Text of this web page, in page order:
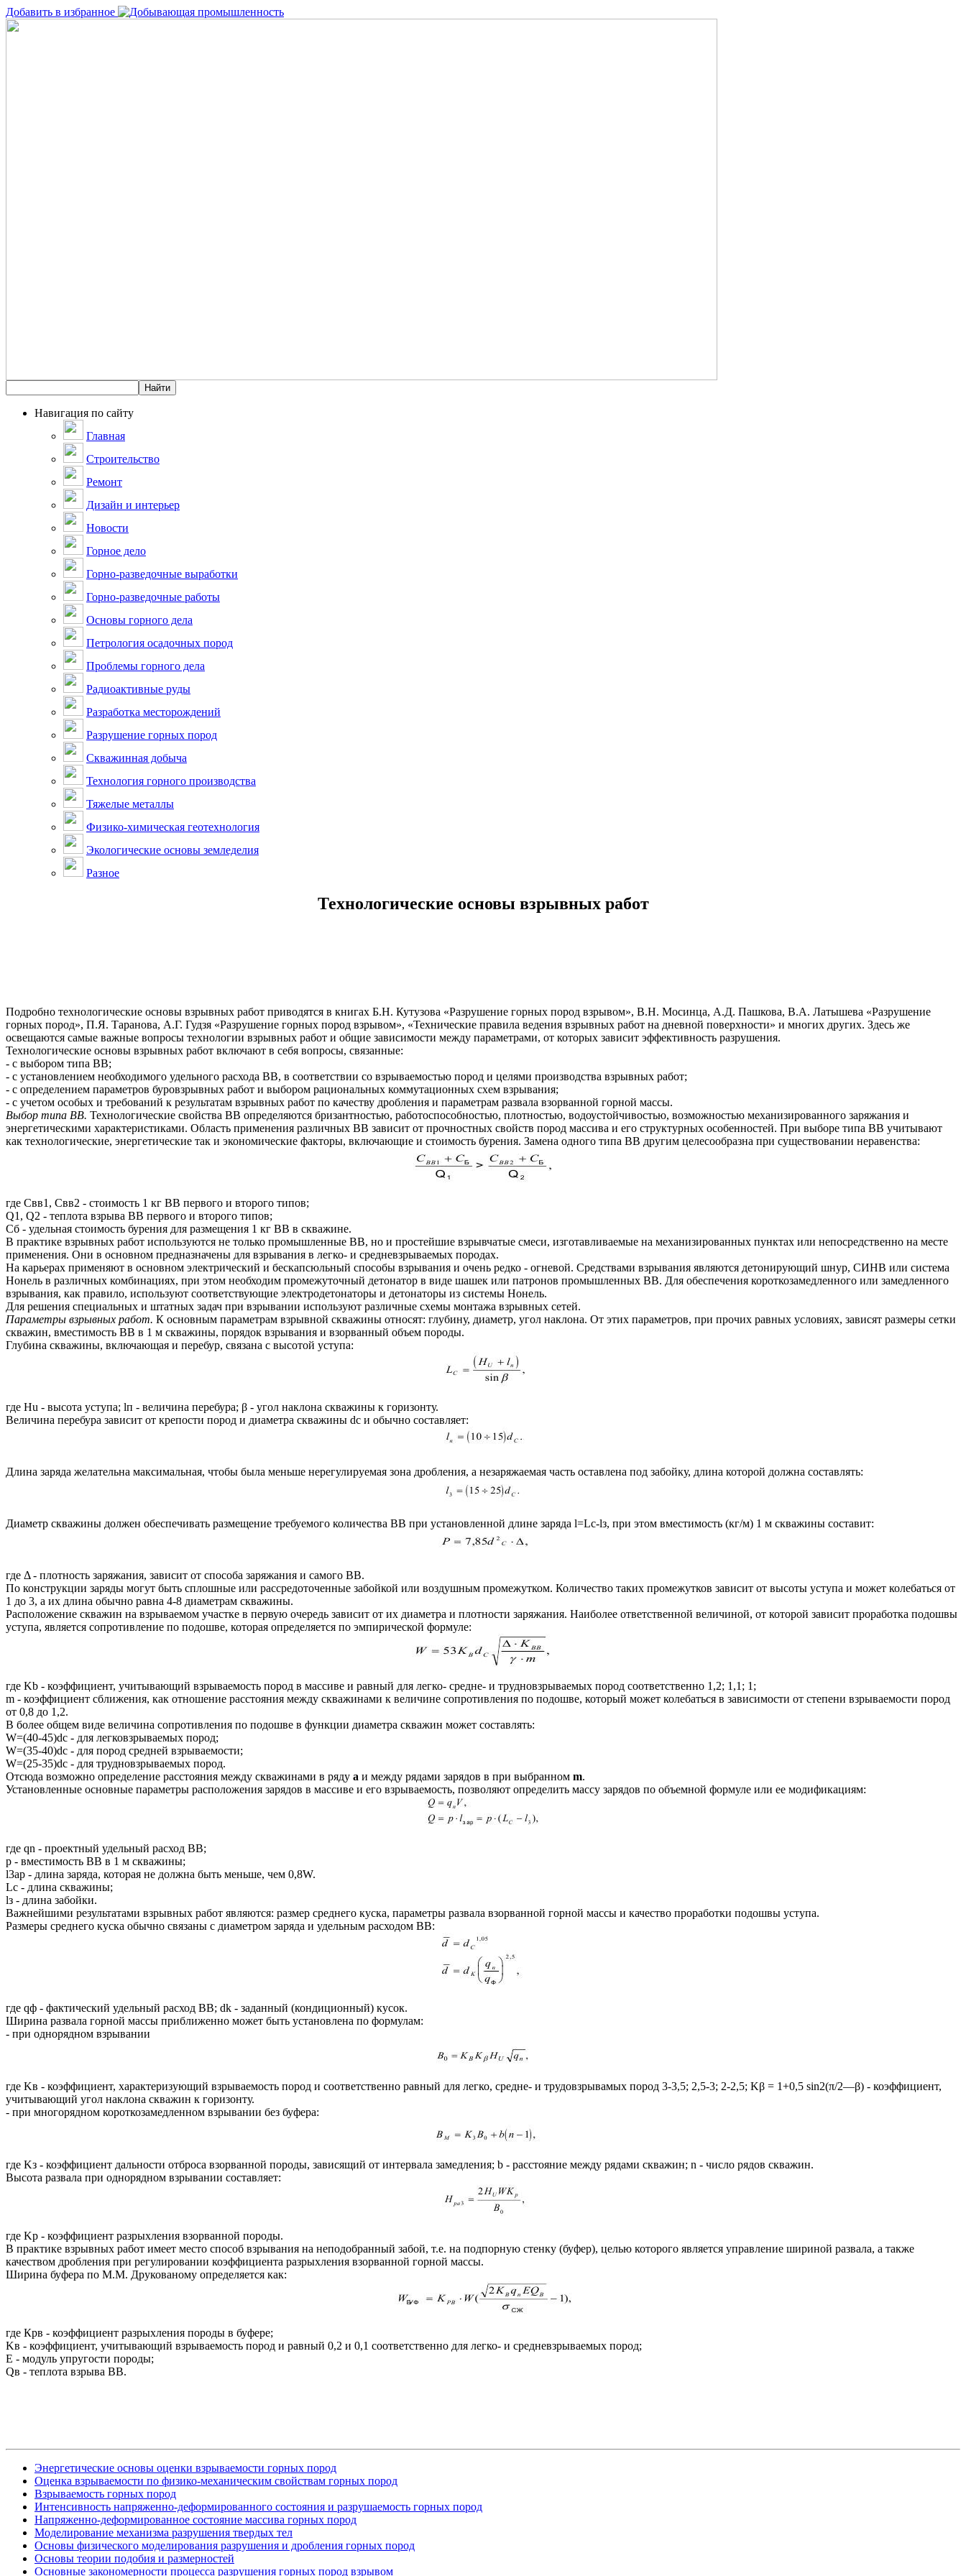
Добавить в избранное
Навигация по сайту
Главная
Строительство
Ремонт
Дизайн и интерьер
Новости
Горное дело
Горно-разведочные выработки
Горно-разведочные работы
Основы горного дела
Петрология осадочных пород
Проблемы горного дела
Радиоактивные руды
Разработка месторождений
Разрушение горных пород
Скважинная добыча
Технология горного производства
Тяжелые металлы
Физико-химическая геотехнология
Экологические основы земледелия
Разное
Технологические основы взрывных работ
Подробно технологические основы взрывных работ приводятся в книгах Б.Н. Кутузова «Разрушение горных пород взрывом», В.Н. Мосинца, А.Д. Пашкова, В.А. Латышева «Разрушение
горных пород», П.Я. Таранова, А.Г. Гудзя «Разрушение горных пород взрывом», «Технические правила ведения взрывных работ на дневной поверхности» и многих других. Здесь же
освещаются самые важные вопросы технологии взрывных работ и общие зависимости между параметрами, от которых зависит эффективность разрушения.
Технологические основы взрывных работ включают в себя вопросы, связанные:
- с выбором типа BB;
- с установлением необходимого удельного расхода BB, в соответствии со взрываемостью пород и целями производства взрывных работ;
- с определением параметров буровзрывных работ и выбором рациональных коммутационных схем взрывания;
- с учетом особых и требований к результатам взрывных работ по качеству дробления и параметрам развала взорванной горной массы.
Выбор типа ВВ. Технологические свойства BB определяются бризантностью, работоспособностью, плотностью, водоустойчивостью, возможностью механизированного заряжания и
энергетическими характеристиками. Область применения различных BB зависит от прочностных свойств пород массива и его структурных особенностей. При выборе типа BB учитывают
как технологические, энергетические так и экономические факторы, включающие и стоимость бурения. Замена одного типа BB другим целесообразна при существовании неравенства:
где Cвв1, Свв2 - стоимость 1 кг BB первого и второго типов;
Q1, Q2 - теплота взрыва BB первого и второго типов;
Cб - удельная стоимость бурения для размещения 1 кг BB в скважине.
В практике взрывных работ используются не только промышленные BB, но и простейшие взрывчатые смеси, изготавливаемые на механизированных пунктах или непосредственно на месте
применения. Они в основном предназначены для взрывания в легко- и средневзрываемых породах.
На карьерах применяют в основном электрический и бескапсюльный способы взрывания и очень редко - огневой. Средствами взрывания являются детонирующий шнур, СИНВ или система
Нонель в различных комбинациях, при этом необходим промежуточный детонатор в виде шашек или патронов промышленных ВВ. Для обеспечения короткозамедленного или замедленного
взрывания, как правило, используют соответствующие электродетонаторы и детонаторы из системы Нонель.
Для решения специальных и штатных задач при взрывании используют различные схемы монтажа взрывных сетей.
Параметры взрывных работ. К основным параметрам взрывной скважины относят: глубину, диаметр, угол наклона. От этих параметров, при прочих равных условиях, зависят размеры сетки
скважин, вместимость BB в 1 м скважины, порядок взрывания и взорванный объем породы.
Глубина скважины, включающая и перебур, связана с высотой уступа:
где Hu - высота уступа; lп - величина перебура; β - угол наклона скважины к горизонту.
Величина перебура зависит от крепости пород и диаметра скважины dc и обычно составляет:
Длина заряда желательна максимальная, чтобы была меньше нерегулируемая зона дробления, а незаряжаемая часть оставлена под забойку, длина которой должна составлять:
Диаметр скважины должен обеспечивать размещение требуемого количества BB при установленной длине заряда l=Lc-lз, при этом вместимость (кг/м) 1 м скважины составит:
где Δ - плотность заряжания, зависит от способа заряжания и самого ВВ.
По конструкции заряды могут быть сплошные или рассредоточенные забойкой или воздушным промежутком. Количество таких промежутков зависит от высоты уступа и может колебаться от
1 до 3, а их длина обычно равна 4-8 диаметрам скважины.
Расположение скважин на взрываемом участке в первую очередь зависит от их диаметра и плотности заряжания. Наиболее ответственной величиной, от которой зависит проработка подошвы
уступа, является сопротивление по подошве, которая определяется по эмпирической формуле:
где Kb - коэффициент, учитывающий взрываемость пород в массиве и равный для легко- средне- и трудновзрываемых пород соответственно 1,2; 1,1; 1;
m - коэффициент сближения, как отношение расстояния между скважинами к величине сопротивления по подошве, который может колебаться в зависимости от степени взрываемости пород
от 0,8 до 1,2.
В более общем виде величина сопротивления по подошве в функции диаметра скважин может составлять:
W=(40-45)dc - для легковзрываемых пород;
W=(35-40)dc - для пород средней взрываемости;
W=(25-35)dc - для трудновзрываемых пород.
Отсюда возможно определение расстояния между скважинами в ряду а и между рядами зарядов в при выбранном m.
Установленные основные параметры расположения зарядов в массиве и его взрываемость, позволяют определить массу зарядов по объемной формуле или ее модификациям:
где qn - проектный удельный расход BB;
р - вместимость BB в 1 м скважины;
l3ap - длина заряда, которая не должна быть меньше, чем 0,8W.
Lc - длина скважины;
lз - длина забойки.
Важнейшими результатами взрывных работ являются: размер среднего куска, параметры развала взорванной горной массы и качество проработки подошвы уступа.
Размеры среднего куска обычно связаны с диаметром заряда и удельным расходом BB:
где qф - фактический удельный расход BB; dk - заданный (кондиционный) кусок.
Ширина развала горной массы приближенно может быть установлена по формулам:
- при однорядном взрывании
где Kв - коэффициент, характеризующий взрываемость пород и соответственно равный для легко, средне- и трудовзрывамых пород 3-3,5; 2,5-3; 2-2,5; Kβ = 1+0,5 sin2(π/2—β) - коэффициент,
учитывающий угол наклона скважин к горизонту.
- при многорядном короткозамедленном взрывании без буфера:
где Kз - коэффициент дальности отброса взорванной породы, зависящий от интервала замедления; b - расстояние между рядами скважин; n - число рядов скважин.
Высота развала при однорядном взрывании составляет:
где Kp - коэффициент разрыхления взорванной породы.
В практике взрывных работ имеет место способ взрывания на неподобранный забой, т.е. на подпорную стенку (буфер), целью которого является управление шириной развала, а также
качеством дробления при регулировании коэффициента разрыхления взорванной горной массы.
Ширина буфера по М.М. Друкованому определяется как:
где Крв - коэффициент разрыхления породы в буфере;
Kв - коэффициент, учитывающий взрываемость пород и равный 0,2 и 0,1 соответственно для легко- и средневзрываемых пород;
E - модуль упругости породы;
Qв - теплота взрыва ВВ.
Энергетические основы оценки взрываемости горных пород
Оценка взрываемости по физико-механическим свойствам горных пород
Взрываемость горных пород
Интенсивность напряженно-деформированного состояния и разрушаемость горных пород
Напряженно-деформированное состояние массива горных пород
Моделирование механизма разрушения твердых тел
Основы физического моделирования разрушения и дробления горных пород
Основы теории подобия и размерностей
Основные закономерности процесса разрушения горных пород взрывом